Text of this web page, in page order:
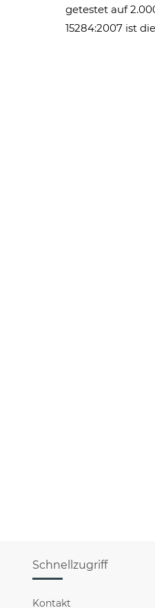
getestet auf
15284:2007 ist
Schnellzugriff
Kontakt